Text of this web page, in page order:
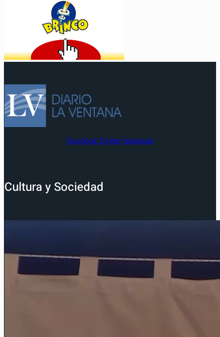
Facebook Twitter Instagram
Cultura y Sociedad